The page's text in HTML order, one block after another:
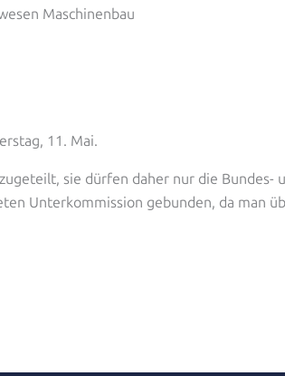
Maschinenbau
11. Mai.
sie dürfen daher nur die Bundes-
Unterkommission gebunden, da man